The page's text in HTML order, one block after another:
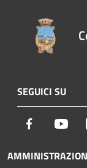
SEGUICI SU
Facebook